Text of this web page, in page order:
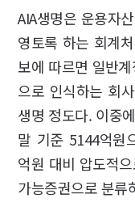
AIA생명은 운용자
영토록 하는 회계
보에 따르면 일반
으로 인식하는 회
생명 정도다. 이중
말 기준 5144억원
억원 대비 압도적
가능증권으로 분류